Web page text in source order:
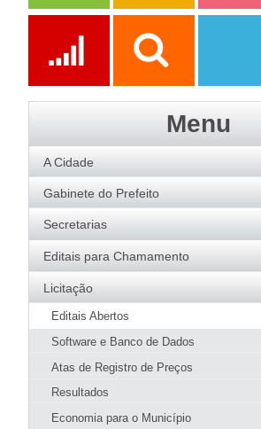
Serviços Publicações Servidor
Menu
A Cidade
História
Bandeira
Acervo de Imagens
Galeria de Prefeitos
Patrimônio Cultural
Agenda de Eventos
Guia Prático
Hotéis e Pousadas
Restaurantes
Gabinete do Prefeito
Prefeito
Agenda do Prefeito
Secretarias
Agricultura
Educação
Esportes
Editais para Chamamento
Licitação
Editais Abertos
Software e Banco de Dados
Atas de Registro de Preços
Resultados
Economia para o Município